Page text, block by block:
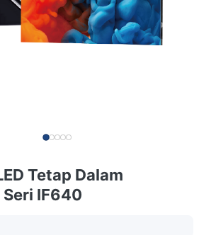
Tetap Dalam
IF640